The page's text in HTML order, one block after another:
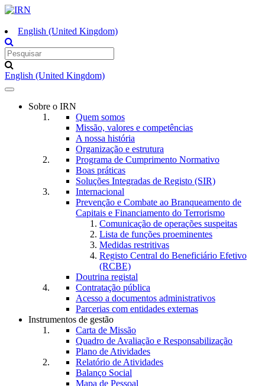
English (United Kingdom)
English (United Kingdom)
Toggle
navigationSobre o IRN
Quem somos
Missão, valores e competências
A nossa história
Organização e estrutura
Programa de Cumprimento Normativo
Boas práticas
Soluções Integradas de Registo (SIR)
Internacional
Prevenção e Combate ao Branqueamento de
Capitais e Financiamento do Terrorismo
Comunicação de operações suspeitas
Lista de funções proeminentes
Medidas restritivas
Registo Central do Beneficiário Efetivo
(RCBE)
Doutrina registal
Contratação pública
Acesso a documentos administrativos
Parcerias com entidades externas
Instrumentos de gestão
Carta de Missão
Quadro de Avaliação e Responsabilização
Plano de Atividades
Relatório de Atividades
Balanço Social
Mapa de Pessoal